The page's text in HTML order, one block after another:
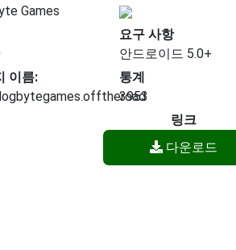
Games
요구 사항
안드로이드 5.0+
이름:
통계
3953
링크
다운로드